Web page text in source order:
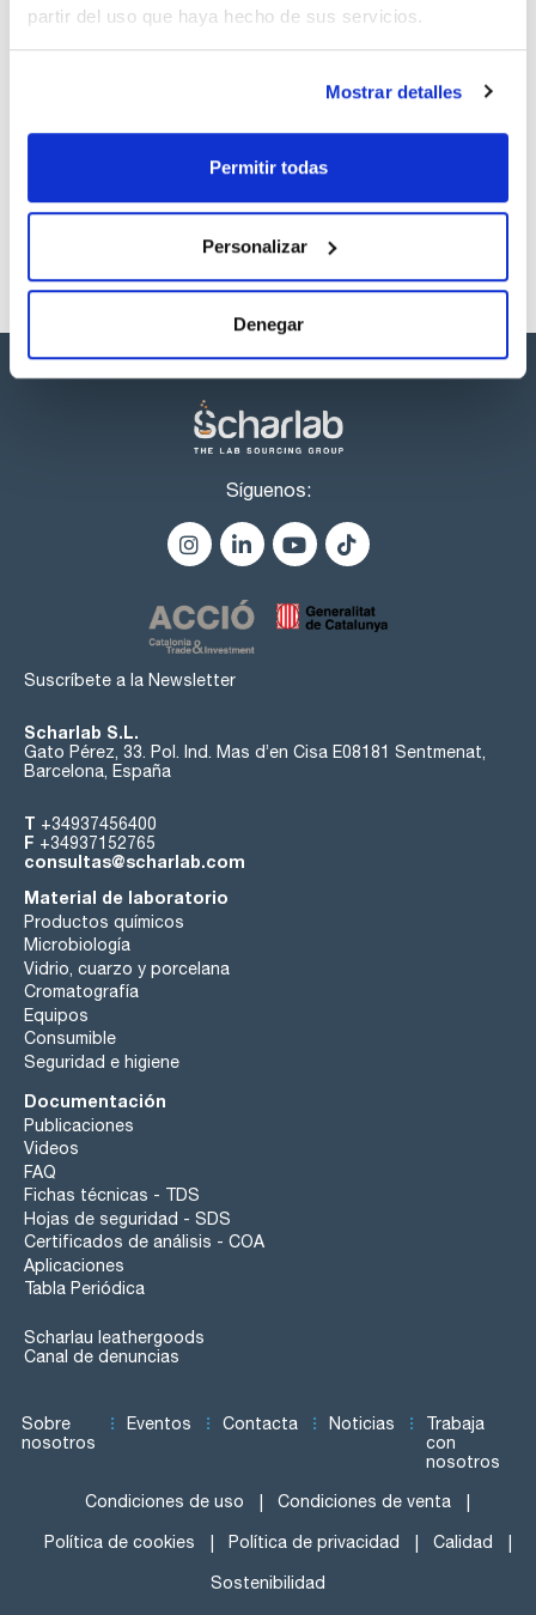
partir del uso que haya hecho de sus servicios.
Mostrar detalles
Permitir todas
Personalizar
Denegar
Regístrate para
descargas
productos marca Scharlau habitualmente en stock,
Síguenos:
Suscríbete a la Newsletter
Scharlab S.L.
Gato Pérez, 33. Pol. Ind. Mas d’en Cisa E08181 Sentmenat,
Barcelona, España
T +34937456400
F +34937152765
consultas@scharlab.com
Material de laboratorio
Productos químicos
Microbiología
Vidrio, cuarzo y porcelana
Cromatografía
Equipos
Consumible
Seguridad e higiene
Documentación
Publicaciones
Videos
FAQ
Fichas técnicas - TDS
Hojas de seguridad - SDS
Certificados de análisis - COA
Aplicaciones
Tabla Periódica
Scharlau leathergoods
Canal de denuncias
Sobre
nosotros
Eventos Contacta Noticias
Trabaja
con
nosotros
Condiciones de uso Condiciones de venta
Política de cookies Política de privacidad Calidad
Sostenibilidad